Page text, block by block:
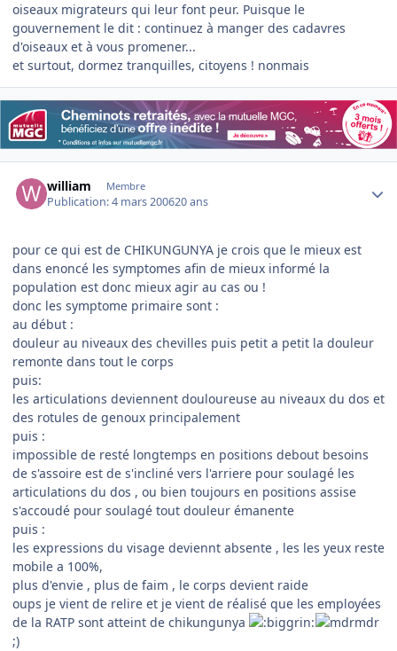
oiseaux migrateurs qui leur font peur. Puisque le
gouvernement le dit : continuez à manger des cadavres
d'oiseaux et à vous promener...
et surtout, dormez tranquilles, citoyens ! nonmais
william Membre
Publication:4 mars 200620 ans
pour ce qui est de CHIKUNGUNYA je crois que le mieux est
dans enoncé les symptomes afin de mieux informé la
population est donc mieux agir au cas ou !
donc les symptome primaire sont :
au début :
douleur au niveaux des chevilles puis petit a petit la douleur
remonte dans tout le corps
puis:
les articulations deviennent douloureuse au niveaux du dos et
des rotules de genoux principalement
puis :
impossible de resté longtemps en positions debout besoins
de s'assoire est de s'incliné vers l'arriere pour soulagé les
articulations du dos , ou bien toujours en positions assise
s'accoudé pour soulagé tout douleur émanente
puis :
les expressions du visage deviennt absente , les les yeux reste
mobile a 100%,
plus d'envie , plus de faim , le corps devient raide
oups je vient de relire et je vient de réalisé que les employées
de la RATP sont atteint de chikungunya
;)